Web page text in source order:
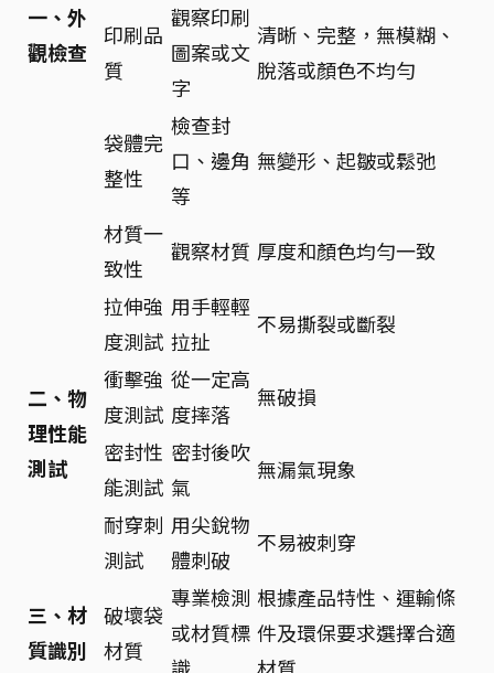
一、外
觀檢查
印刷品
質
觀察印刷
圖案或文
字
清晰、完整，無模糊、
脫落或顏色不均勻
袋體完
整性
檢查封
口、邊角
等
無變形、起皺或鬆弛
材質一
致性
觀察材質 厚度和顏色均勻一致
二、物
理性能
測試
拉伸強
度測試
用手輕輕
拉扯
不易撕裂或斷裂
衝擊強
度測試
從一定高
度摔落
無破損
密封性
能測試
密封後吹
氣
無漏氣現象
耐穿刺
測試
用尖銳物
體刺破
不易被刺穿
三、材
質識別
破壞袋
材質
專業檢測
或材質標
識
根據產品特性、運輸條
件及環保要求選擇合適
材質